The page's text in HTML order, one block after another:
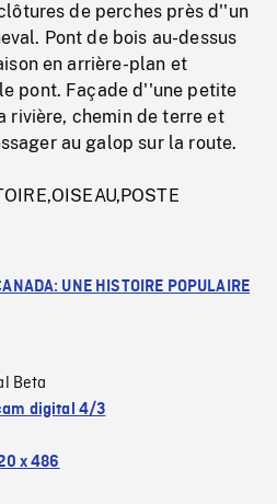
de perches près d''un
Pont de bois au-dessus
en arrière-plan et
pont. Façade d''une petite
rivière, chemin de terre et
au galop sur la route.
UNE HISTOIRE POPULAIRE
Beta
digital 4/3
x 486